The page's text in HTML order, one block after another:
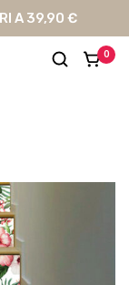
A 39,90 €
0